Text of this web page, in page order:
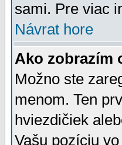
sami. Pre viac
Návrat hore
Ako zobrazím
Možno ste
menom. Ten
hviezdičiek
Vašu pozíciu